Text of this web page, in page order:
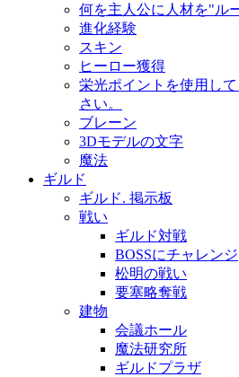
何を主人公に人材を"ル
進化経験
スキン
ヒーロー獲得
栄光ポイントを使用し
さい。
ブレーン
3Dモデルの文字
魔法
ギルド
ギルド. 掲示板
戦い
ギルド対戦
BOSSにチャレンジ
松明の戦い
要塞略奪戦
建物
会議ホール
魔法研究所
ギルドプラザ